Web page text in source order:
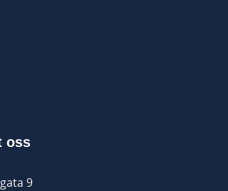
oss
9